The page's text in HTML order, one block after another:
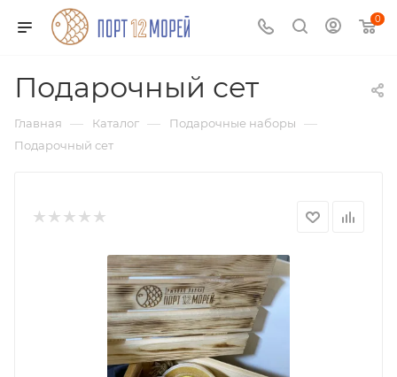
0
Подарочный сет
Главная — Каталог — Подарочные наборы —
Подарочный сет